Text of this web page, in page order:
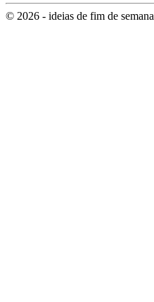
© 2026 - ideias de fim de semana